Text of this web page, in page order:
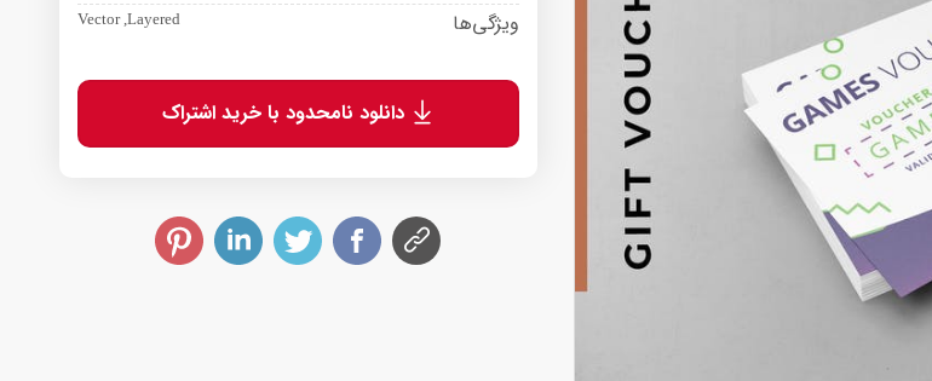
ویژگی‌ها Vector ,Layered
دانلود نامحدود با خرید اشتراک